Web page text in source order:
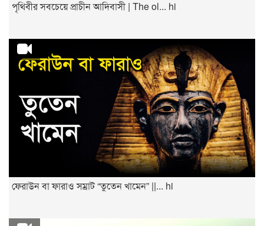
পৃথিবীর সবচেয়ে প্রাচীন আদিবাসী | The ol... hi
ফেরাউন বা ফারাও সম্রাট “তুতেন খামেন” ||... hi